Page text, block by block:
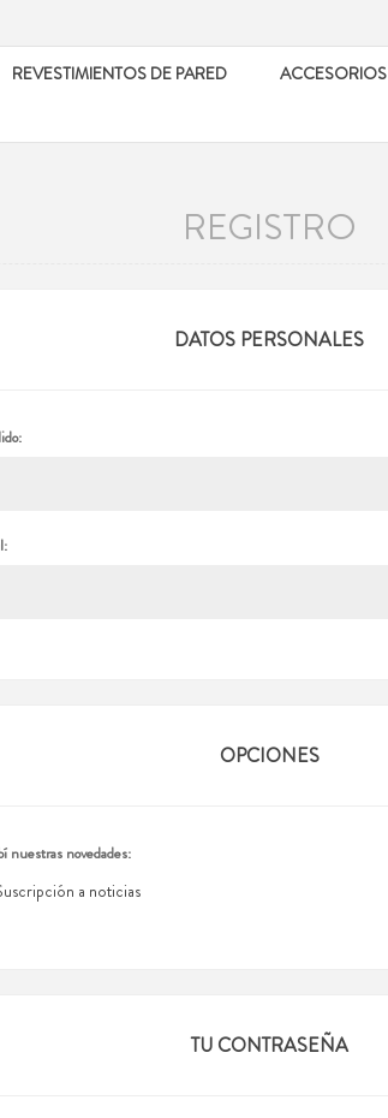
REVESTIMIENTOS DE PARED ACCESORIOS
REGISTRO
DATOS PERSONALES
OPCIONES
nuestras novedades:
a noticias
TU CONTRASEÑA